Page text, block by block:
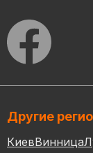
Другие
КиевВинница